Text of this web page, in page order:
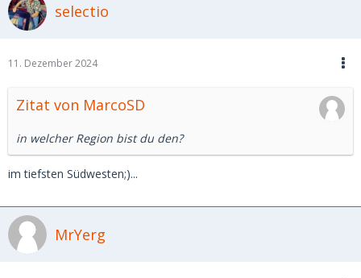
selectio
11. Dezember 2024
Zitat von MarcoSD
in welcher Region bist du den?
im tiefsten Südwesten;)...
MrYerg